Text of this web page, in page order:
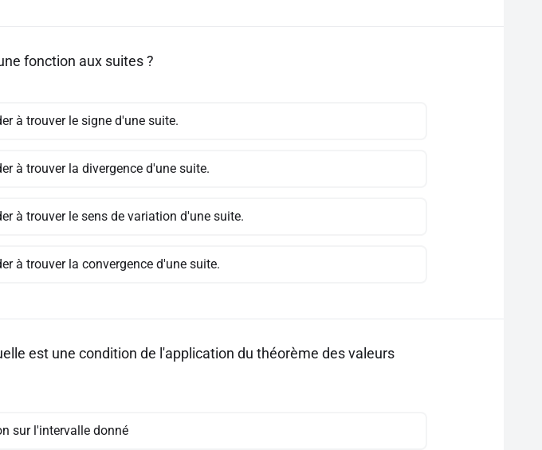
fonction aux suites ?
à trouver le signe d'une suite.
à trouver la divergence d'une suite.
à trouver le sens de variation d'une suite.
à trouver la convergence d'une suite.
est une condition de l'application du théorème des valeurs
sur l'intervalle donné